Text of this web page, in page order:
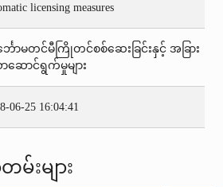
licensing measures
ောမတင်မီကြိုတင်စစ်ဆေးခြင်းနှင့် အခြား
ဆောင်ရွက်မှုများ
06-25 16:04:41
မ်းများ